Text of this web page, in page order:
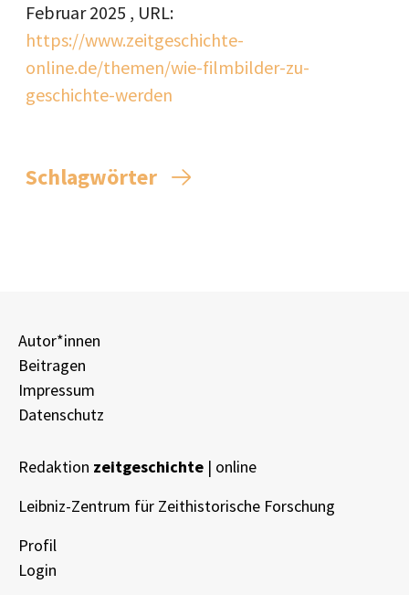
Februar 2025 , URL:
https://www.zeitgeschichte-
online.de/themen/wie-filmbilder-zu-
geschichte-werden
Schlagwörter
Autor*innen
Beitragen
Impressum
Datenschutz
Redaktion zeitgeschichte | online
Leibniz-Zentrum für Zeithistorische Forschung
Profil
Login